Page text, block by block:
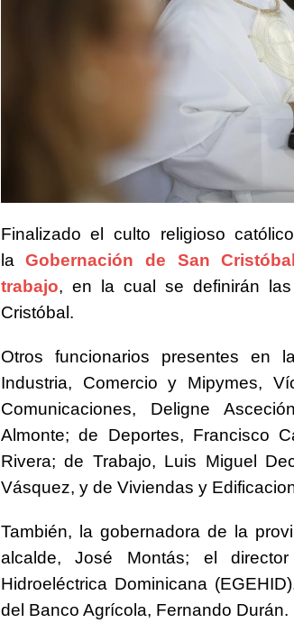
Finalizado el culto religioso
laGobernación de San
trabajo, en la cual se definirán
Cristóbal.
Otros funcionarios presentes en
Industria, Comercio y Mipymes,
Comunicaciones, Deligne
Almonte; de Deportes, Francisco
Rivera; de Trabajo, Luis Miguel
Vásquez, y de Viviendas y
También, la gobernadora de la
alcalde, José Montás; el
Hidroeléctrica Dominicana
del Banco Agrícola, Fernando Durán.